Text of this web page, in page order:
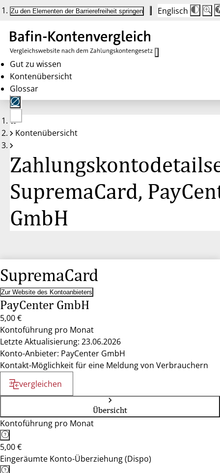
Zu den Elementen der Barrierefreiheit springen Englisch
Die
auf
100
100
Gut zu wissen
Kontenübersicht
Glossar
Keine
Konten
Kontenübersicht
SupremaCard,
GmbH
SupremaCard
Zur Website des Kontoanbieters
PayCenter GmbH
5,00 €
Kontoführung pro Monat
Letzte Aktualisierung: 23.06.2026
Konto-Anbieter: PayCenter GmbH
Kontakt-Möglichkeit für eine Meldung von Verbrauchern
vergleichen
Übersicht
Kontoführung pro Monat
5,00 €
Eingeräumte Konto-Überziehung (Dispo)